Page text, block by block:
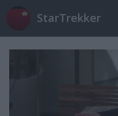
StarTrekker